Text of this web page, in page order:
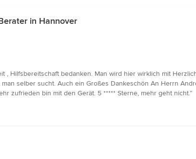
in Hannover
, Hilfsbereitschaft bedanken. Man wird hier wirklich mit
selber sucht. Auch ein Großes Dankeschön An Herrn
zufrieden bin mit den Gerät. 5 ***** Sterne, mehr geht nicht.”